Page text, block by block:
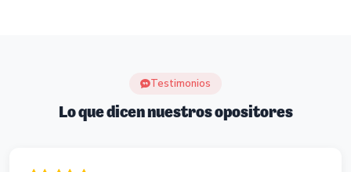
Testimonios
Lo que dicen nuestros opositores